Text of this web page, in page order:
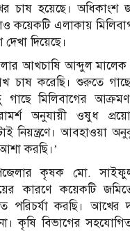
চাষ হয়েছে। অধিকাংশ
কয়েকটি এলাকায়
দিয়েছে।
আখচাষি আব্দুল
চাষ করেছি। শুরুতে
গাছে মিলিবাগের
অনুযায়ী ওষুধ
নিয়ন্ত্রণে। আবহাওয়া
করছি।’
কৃষক মো.
কারণে কয়েকটি
পরিচর্যা করছি। আখের
কৃষি বিভাগের